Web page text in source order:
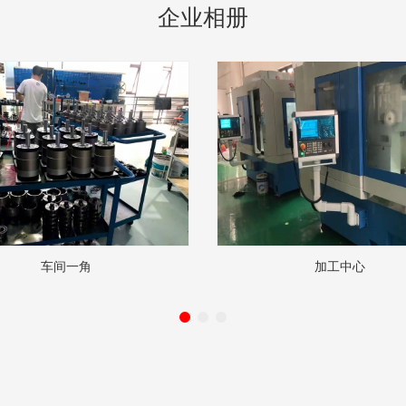
企业相册
车间一角 加工中心